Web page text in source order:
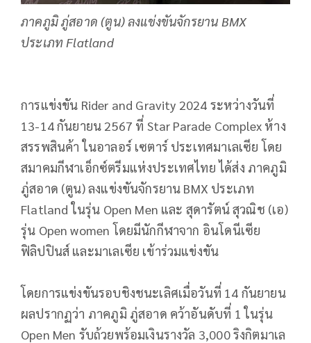
ภาคภูมิ ภู่สอาด (ตูน) ลงแข่งขันจักรยาน BMX
ประเภท Flatland
การแข่งขัน Rider and Gravity 2024 ระหว่างวันที่
13-14 กันยายน 2567 ที่ Star Parade Complex ห้าง
สรรพสินค้า ในอาลอร์ เซตาร์ ประเทศมาเลเซีย โดย
สมาคมกีฬาเอ็กซ์ตรีมแห่งประเทศไทย ได้ส่ง ภาคภูมิ
ภู่สอาด (ตูน) ลงแข่งขันจักรยาน BMX ประเภท
Flatland ในรุ่น Open Men และ สุดารัตน์ สุวณิช (เอ)
รุ่น Open women โดยมีนักกีฬาจาก อินโดนีเซีย
ฟิลิปปินส์ และมาเลเซีย เข้าร่วมแข่งขัน
โดยการแข่งขันรอบชิงชนะเลิศเมื่อวันที่ 14 กันยายน
ผลปรากฏว่า ภาคภูมิ ภู่สอาด คว้าอันดับที่ 1 ในรุ่น
Open Men รับถ้วยพร้อมเงินรางวัล 3,000 ริงกิตมาเล